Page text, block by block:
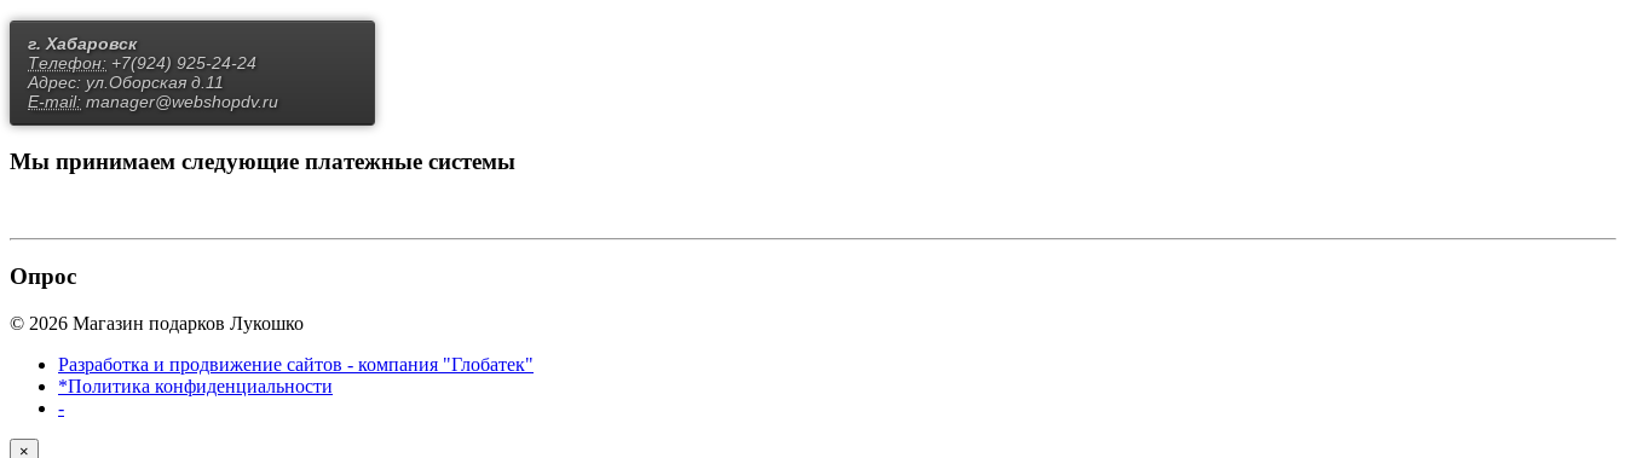
г. Хабаровск
Телефон: +7(924) 925-24-24
Адрес: ул.Оборская д.11
E-mail: manager@webshopdv.ru
Мы принимаем следующие платежные системы
Опрос
© 2026 Магазин подарков Лукошко
Разработка и продвижение сайтов - компания "Глобатек"
*Политика конфиденциальности
-
×